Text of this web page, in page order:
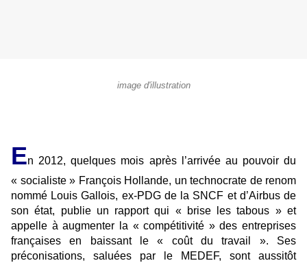
image d'illustration
En 2012, quelques mois après l’arrivée au pouvoir du
« socialiste » François Hollande, un technocrate de renom
nommé Louis Gallois, ex-PDG de la SNCF et d’Airbus de
son état, publie un rapport qui « brise les tabous » et
appelle à augmenter la « compétitivité » des entreprises
françaises en baissant le « coût du travail ». Ses
préconisations, saluées par le MEDEF, sont aussitôt